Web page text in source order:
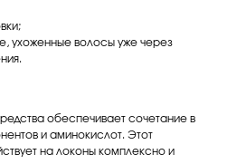
ухоженные волосы уже через
обеспечивает сочетание в
и аминокислот. Этот
на локоны комплексно и